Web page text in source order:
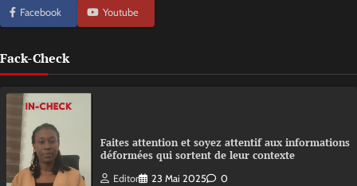
Facebook Youtube
Fack-Check
Faites attention et soyez attentif aux informations
déformées qui sortent de leur contexte
Editor 23 Mai 2025 0